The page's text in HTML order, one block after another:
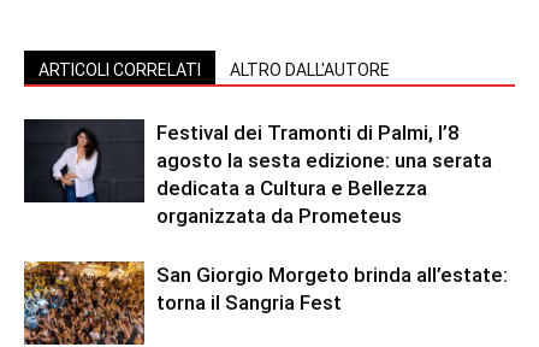
ARTICOLI CORRELATI ALTRO DALL'AUTORE
Festival dei Tramonti di Palmi, l’8
agosto la sesta edizione: una serata
dedicata a Cultura e Bellezza
organizzata da Prometeus
San Giorgio Morgeto brinda all’estate:
torna il Sangria Fest